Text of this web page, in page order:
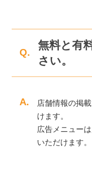
Q.
無料と有
さい。
A.
店舗情報の掲
けます。
広告メニュー
いただけます。